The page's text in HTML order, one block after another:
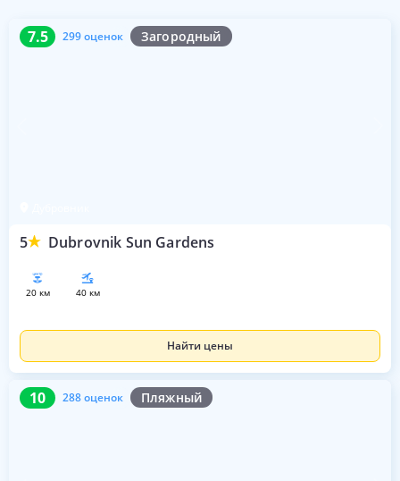
7.5 299 оценок Загородный
5 Dubrovnik Sun Gardens
7.5 299 оценок
20 км 40 км
Найти цены
10 288 оценок Пляжный
10 288 оценок